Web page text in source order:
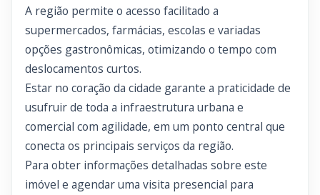
A região permite o acesso facilitado a
supermercados, farmácias, escolas e variadas
opções gastronômicas, otimizando o tempo com
deslocamentos curtos.
Estar no coração da cidade garante a praticidade de
usufruir de toda a infraestrutura urbana e
comercial com agilidade, em um ponto central que
conecta os principais serviços da região.
Para obter informações detalhadas sobre este
imóvel e agendar uma visita presencial para